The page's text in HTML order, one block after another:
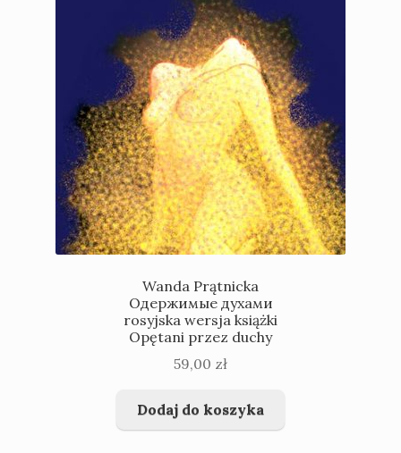
Wanda Prątnicka
Одержимые духами
rosyjska wersja książki
Opętani przez duchy
59,00 zł
Dodaj do koszyka